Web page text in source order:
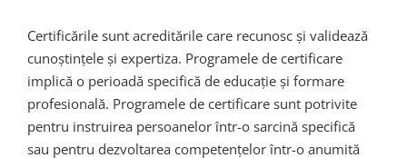
Certificările sunt acreditările care recunosc și validează
cunoștințele și expertiza. Programele de certificare
implică o perioadă specifică de educație și formare
profesională. Programele de certificare sunt potrivite
pentru instruirea persoanelor într-o sarcină specifică
sau pentru dezvoltarea competențelor într-o anumită